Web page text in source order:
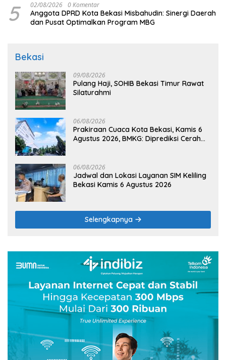
5 02/08/2026 0 Komentar
Anggota DPRD Kota Bekasi Misbahudin: Sinergi Daerah
dan Pusat Optimalkan Program MBG
Bekasi
09/08/2026
Pulang Haji, SOHIB Bekasi Timur Rawat
Silaturahmi
06/08/2026
Prakiraan Cuaca Kota Bekasi, Kamis 6
Agustus 2026, BMKG: Diprediksi Cerah
06/08/2026
Jadwal dan Lokasi Layanan SIM Keliling
Bekasi Kamis 6 Agustus 2026
Selengkapnya